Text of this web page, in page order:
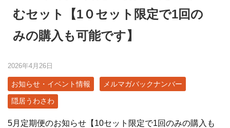
むセット【1０セット限定で1回の
みの購入も可能です】
2026年4月26日
お知らせ・イベント情報 メルマガバックナンバー
隠居うわさわ
5月定期便のお知らせ【10セット限定で1回のみの購入も